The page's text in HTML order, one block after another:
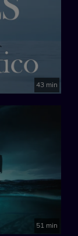
43 min
51 min